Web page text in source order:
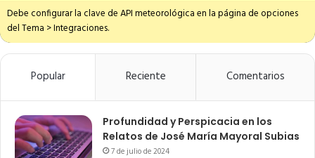
Debe configurar la clave de API meteorológica en la página de opciones
del Tema > Integraciones.
Popular Reciente Comentarios
Profundidad y Perspicacia en los
Relatos de José María Mayoral Subias
7 de julio de 2024